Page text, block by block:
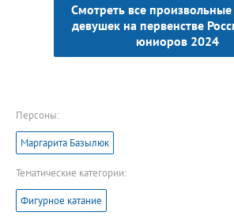
Смотреть все
девушек на первенстве
юниоров 2024
Персоны:
Маргарита Базылюк
Тематические категории:
Фигурное катание